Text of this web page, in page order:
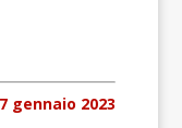
gennaio 2023